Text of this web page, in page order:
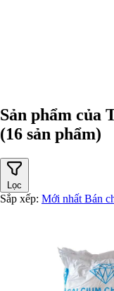
Sản phẩm của
(16 sản phẩm)
Lọc
Sắp xếp: Mới nhất Bán